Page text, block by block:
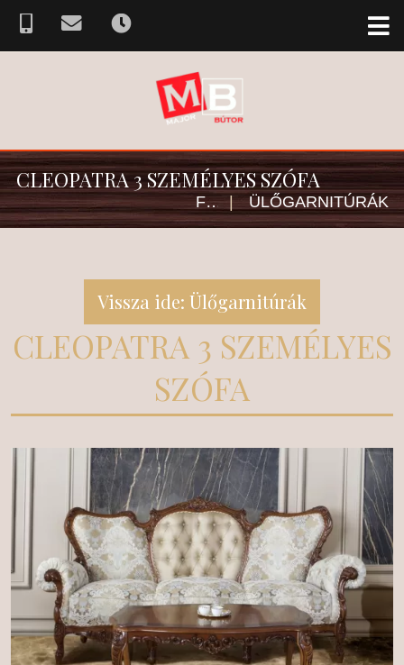
CLEOPATRA 3 SZEMÉLYES SZÓFA
FŐOLDAL | ÜLŐGARNITÚRÁK
Vissza ide: Ülőgarnitúrák
CLEOPATRA 3 SZEMÉLYES
SZÓFA